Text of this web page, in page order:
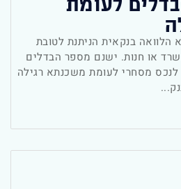
בנקאית הניתנת לטובת
או חנות. ישנם מספר הבדלים
מסחרי לעומת משכנתא רגילה